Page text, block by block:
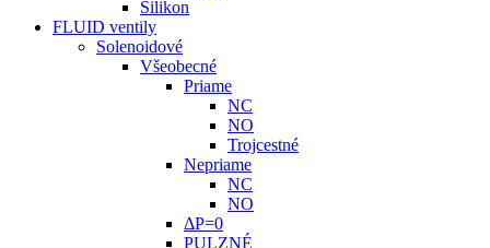
Silikon
FLUID ventily
Solenoidové
Všeobecné
Priame
NC
NO
Trojcestné
Nepriame
NC
NO
ΔP=0
PULZNÉ